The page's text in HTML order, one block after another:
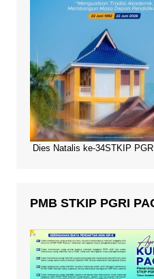
Dies Natalis ke-34STKIP
PMB STKIP PGRI